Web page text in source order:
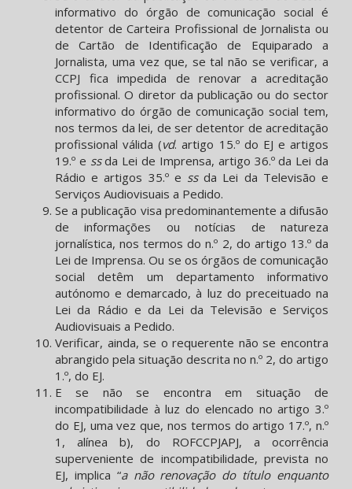
informativo do órgão de comunicação social é
detentor de Carteira Profissional de Jornalista ou
de Cartão de Identificação de Equiparado a
Jornalista, uma vez que, se tal não se verificar, a
CCPJ fica impedida de renovar a acreditação
profissional. O diretor da publicação ou do sector
informativo do órgão de comunicação social tem,
nos termos da lei, de ser detentor de acreditação
profissional válida (vd. artigo 15.º do EJ e artigos
19.º e ssda Lei de Imprensa, artigo 36.º da Lei da
Rádio e artigos 35.º e ssda Lei da Televisão e
Serviços Audiovisuais a Pedido.
Se a publicação visa predominantemente a difusão
de informações ou notícias de natureza
jornalística, nos termos do n.º 2, do artigo 13.º da
Lei de Imprensa. Ou se os órgãos de comunicação
social detêm um departamento informativo
autónomo e demarcado, à luz do preceituado na
Lei da Rádio e da Lei da Televisão e Serviços
Audiovisuais a Pedido.
Verificar, ainda, se o requerente não se encontra
abrangido pela situação descrita no n.º 2, do artigo
1.º, do EJ.
E se não se encontra em situação de
incompatibilidade à luz do elencado no artigo 3.º
do EJ, uma vez que, nos termos do artigo 17.º, n.º
1, alínea b), do ROFCCPJAPJ, a ocorrência
superveniente de incompatibilidade, prevista no
EJ, implica “a não renovação do título enquanto